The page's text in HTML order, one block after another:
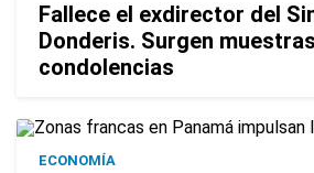
Fallece el exdirector del
Donderis. Surgen
condolencias
ECONOMÍA